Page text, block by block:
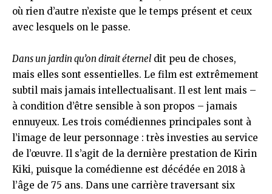
où rien d’autre n’existe que le temps présent et ceux
avec lesquels on le passe.
Dans un jardin qu’on dirait éternel dit peu de choses,
mais elles sont essentielles. Le film est extrêmement
subtil mais jamais intellectualisant. Il est lent mais –
à condition d’être sensible à son propos – jamais
ennuyeux. Les trois comédiennes principales sont à
l’image de leur personnage : très investies au service
de l’œuvre. Il s’agit de la dernière prestation de Kirin
Kiki, puisque la comédienne est décédée en 2018 à
l’âge de 75 ans. Dans une carrière traversant six